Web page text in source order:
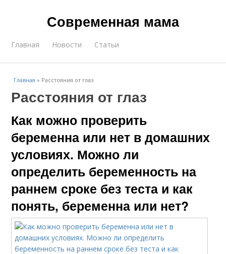
Современная мама
Главная Новости Статьи
Главная » Расстояния от глаз
Расстояния от глаз
Как можно проверить
беременна или нет в домашних
условиях. Можно ли
определить беременность на
раннем сроке без теста и как
понять, беременна или нет?